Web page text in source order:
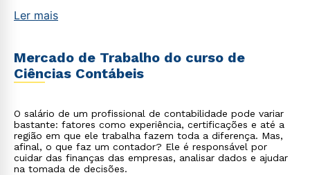
Ler mais
Mercado de Trabalho do curso de
Ciências Contábeis
O salário de um profissional de contabilidade pode variar
bastante: fatores como experiência, certificações e até a
região em que ele trabalha fazem toda a diferença. Mas,
afinal, o que faz um contador? Ele é responsável por
cuidar das finanças das empresas, analisar dados e ajudar
na tomada de decisões.